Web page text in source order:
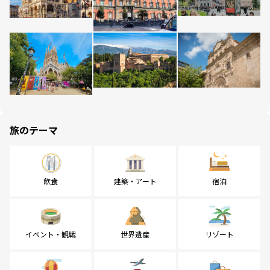
旅のテーマ
飲食 建築・アート 宿泊
イベント・観戦 世界遺産 リゾート